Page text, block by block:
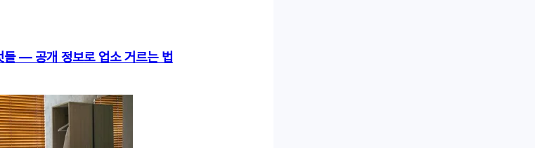
들 — 공개 정보로 업소 거르는 법